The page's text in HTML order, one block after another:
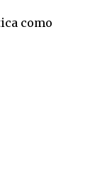
como